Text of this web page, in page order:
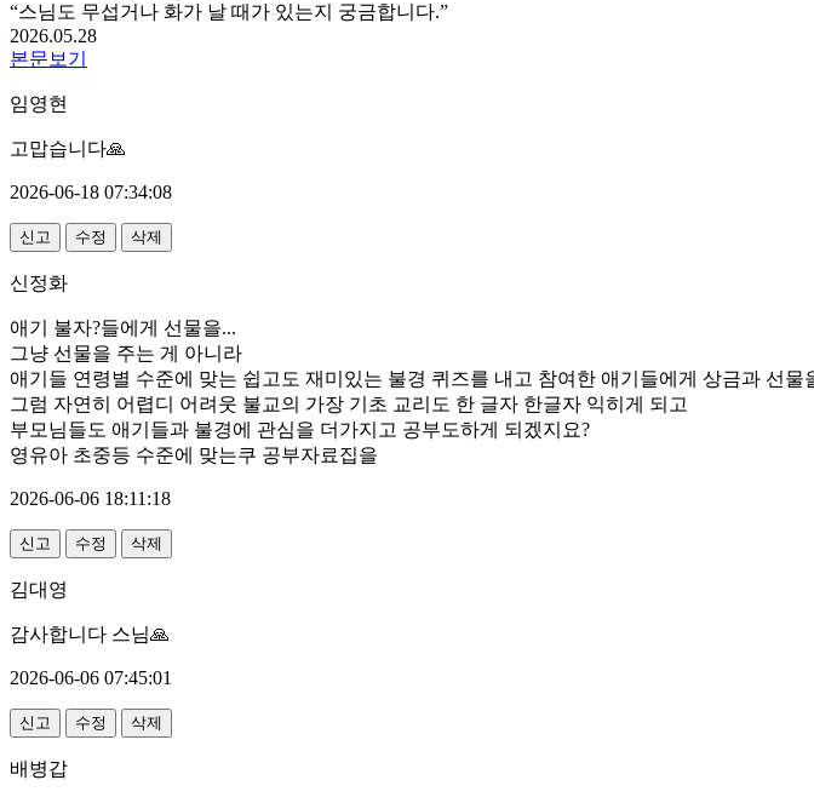
“스님도 무섭거나 화가 날 때가 있는지 궁금합니다.”
2026.05.28
본문보기
임영현
고맙습니다🙏
2026-06-18 07:34:08
신고 수정 삭제
신정화
애기 불자?들에게 선물을...
그냥 선물을 주는 게 아니라
애기들 연령별 수준에 맞는 쉽고도 재미있는 불경 퀴즈를 내고 참여한 애기들에게 상금과 선물
그럼 자연히 어렵디 어려웃 불교의 가장 기초 교리도 한 글자 한글자 익히게 되고
부모님들도 애기들과 불경에 관심을 더가지고 공부도하게 되겠지요?
영유아 초중등 수준에 맞는쿠 공부자료집을
2026-06-06 18:11:18
신고 수정 삭제
김대영
감사합니다 스님🙏
2026-06-06 07:45:01
신고 수정 삭제
배병갑